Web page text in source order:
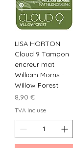
LISA HORTON
Cloud 9 Tampon
encreur mat
William Morris -
Willow Forest
Prix
8,90 €
TVA Incluse